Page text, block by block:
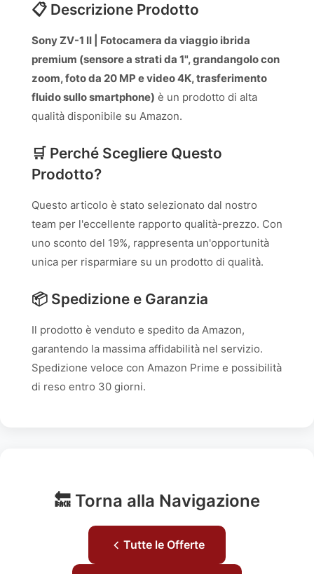
📋 Descrizione Prodotto
Sony ZV-1 II | Fotocamera da viaggio ibrida
premium (sensore a strati da 1", grandangolo con
zoom, foto da 20 MP e video 4K, trasferimento
fluido sullo smartphone) è un prodotto di alta
qualità disponibile su Amazon.
🛒 Perché Scegliere Questo
Prodotto?
Questo articolo è stato selezionato dal nostro
team per l'eccellente rapporto qualità-prezzo. Con
uno sconto del 19%, rappresenta un'opportunità
unica per risparmiare su un prodotto di qualità.
📦 Spedizione e Garanzia
Il prodotto è venduto e spedito da Amazon,
garantendo la massima affidabilità nel servizio.
Spedizione veloce con Amazon Prime e possibilità
di reso entro 30 giorni.
🔙 Torna alla Navigazione
Tutte le Offerte